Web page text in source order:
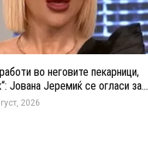
во неговите пекарници,
Јована Јеремиќ се огласи за...
2026